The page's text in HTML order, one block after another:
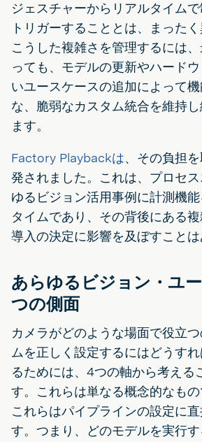
ジェスチャーからリアルタイム
トリガーすることとは、まったく
こうした複雑さを管理するには
っても、モデルの更新やハード
いユースケースの追加によって
な、脆弱なカスタム統合を維持
ます。
Factory Playbackは、その負担
発されました。これは、プロセ
ゆるビジョン活用事例に計測機
タイムであり、その背後にある
導入の決定に影響を及ぼすことは
あらゆるビジョン・ユ
つの側面
カメラがどのような場面で役立
ムを正しく設定するにはどうす
るためには、4つの軸から考える
す。これらは単なる概念的なもの
これらはパイプラインの設定に
す。つまり、どのモデルを実行